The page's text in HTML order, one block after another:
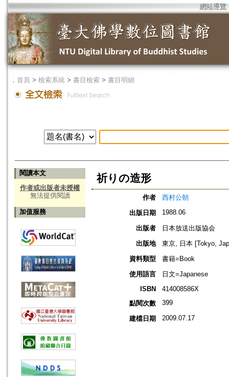
網站導覽
． 首頁 > 檢索系統 > 書目檢索 > 書目明細
閱讀本文
作者或出版者未授權
無法提供閱讀
加值服務
祈りの造形
作者
西村公朝
出版日期
1988.06
出版者
日本放送出版協会
出版地
東京, 日本 [Tokyo,
資料類型
書籍=Book
使用語言
日文=Japanese
ISBN
414008586X
點閱次數
399
建檔日期 2009.07.17